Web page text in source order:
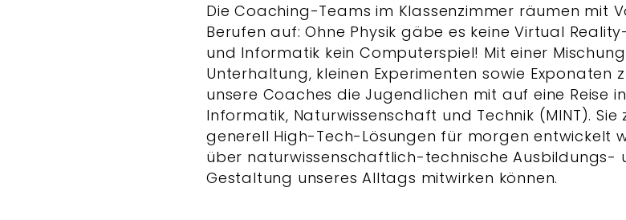
Die Coaching-Teams im Klassenzimmer räumen mit
Berufen auf: Ohne Physik gäbe es keine Virtual
und Informatik kein Computerspiel! Mit einer
Unterhaltung, kleinen Experimenten sowie Exponaten
unsere Coaches die Jugendlichen mit auf eine Reise
Informatik, Naturwissenschaft und Technik (MINT).
generell High-Tech-Lösungen für morgen entwickelt
über naturwissenschaftlich-technische Ausbildungs-
Gestaltung unseres Alltags mitwirken können.